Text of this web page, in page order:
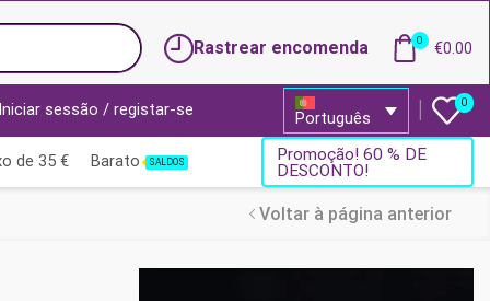
Rastrear encomenda 0 €0.00
sessão / registar-se Português
0
de 35 € Barato SALDOS
Promoção! 60 % DE
DESCONTO!
Voltar à página anterior